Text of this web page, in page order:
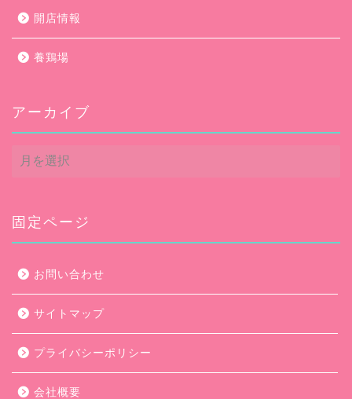
開店情報
養鶏場
アーカイブ
ア
ー
ブ
固定ページ
お問い合わせ
サイトマップ
プライバシーポリシー
会社概要